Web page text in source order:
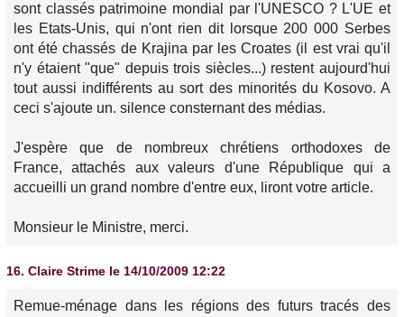
sont classés patrimoine mondial par l'UNESCO ? L'UE et
les Etats-Unis, qui n'ont rien dit lorsque 200 000 Serbes
ont été chassés de Krajina par les Croates (il est vrai qu'il
n'y étaient "que" depuis trois siècles...) restent aujourd'hui
tout aussi indifférents au sort des minorités du Kosovo. A
ceci s'ajoute un. silence consternant des médias.
J'espère que de nombreux chrétiens orthodoxes de
France, attachés aux valeurs d'une République qui a
accueilli un grand nombre d'entre eux, liront votre article.
Monsieur le Ministre, merci.
16. Claire Strime le 14/10/2009 12:22
Remue-ménage dans les régions des futurs tracés des